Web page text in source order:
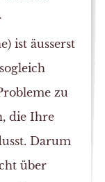
ist äusserst
zu
die Ihre
Darum
über